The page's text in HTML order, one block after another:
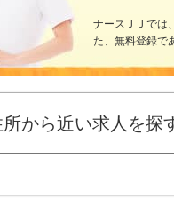
ナースＪＪでは
た、無料登録で
所から近い求人を探